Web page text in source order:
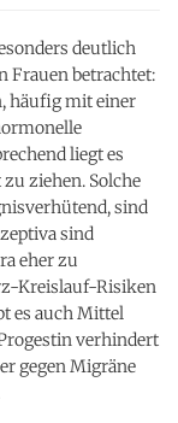
deutlich
Frauen betrachtet:
häufig mit einer
liegt es
ziehen. Solche
sind
sind
eher zu
Kreislauf-Risiken
es auch Mittel
verhindert
gegen Migräne